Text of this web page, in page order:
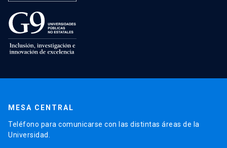
MESA CENTRAL
Teléfono para comunicarse con las distintas áreas de la
Universidad.